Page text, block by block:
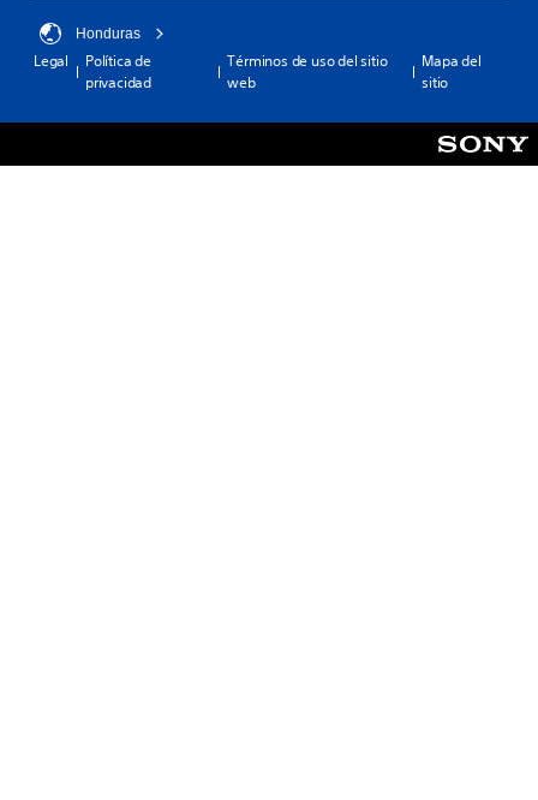
Honduras
Legal
Política de
privacidad
Términos de uso del sitio
web
Mapa del
sitio